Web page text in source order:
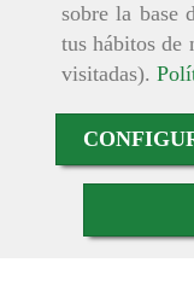
sobre la base
tus hábitos de
visitadas).